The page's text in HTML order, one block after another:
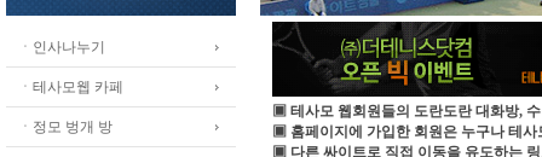
ㆍ인사나누기
ㆍ테사모웹 카페
ㆍ정모 벙개 방
▣ 테사모 웹회원들의 도란도란 대화방,
▣ 홈페이지에 가입한 회원은 누구나 테사
▣ 다른 싸이트로 직접 이동을 유도하는